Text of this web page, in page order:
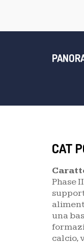
CAT
Phase
una
calcio,